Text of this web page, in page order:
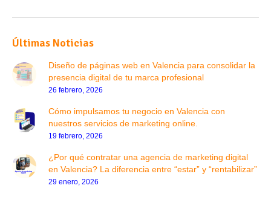
Últimas Noticias
Diseño de páginas web en Valencia para consolidar la
presencia digital de tu marca profesional
26 febrero, 2026
Cómo impulsamos tu negocio en Valencia con
nuestros servicios de marketing online.
19 febrero, 2026
¿Por qué contratar una agencia de marketing digital
en Valencia? La diferencia entre “estar” y “rentabilizar”
29 enero, 2026